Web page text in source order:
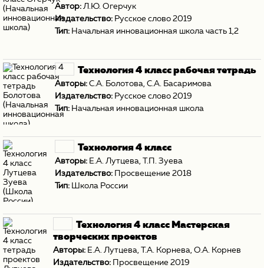
Автор:Л.Ю. Огерчук
Издательство: Русское слово 2019
Тип: Начальная инновационная школа часть 1,2
Технология 4 класс рабочая тетрадь
Авторы:С.А. Болотова, С.А. Басаримова
Издательство: Русское слово 2019
Тип: Начальная инновационная школа
Технология 4 класс
Авторы: Е.А. Лутцева, Т.П. Зуева
Издательство: Просвещение 2018
Тип: Школа России
Технология 4 класс Мастерская
творческих проектов
Авторы: Е.А. Лутцева, Т.А. Корнева, О.А. Корнев
Издательство: Просвещение 2019